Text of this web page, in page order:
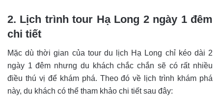
2. Lịch trình tour Hạ Long 2 ngày 1 đêm
chi tiết
Mặc dù thời gian của tour du lịch Hạ Long chỉ kéo dài 2
ngày 1 đêm nhưng du khách chắc chắn sẽ có rất nhiều
điều thú vị để khám phá. Theo đó về lịch trình khám phá
này, du khách có thể tham khảo chi tiết sau đây: